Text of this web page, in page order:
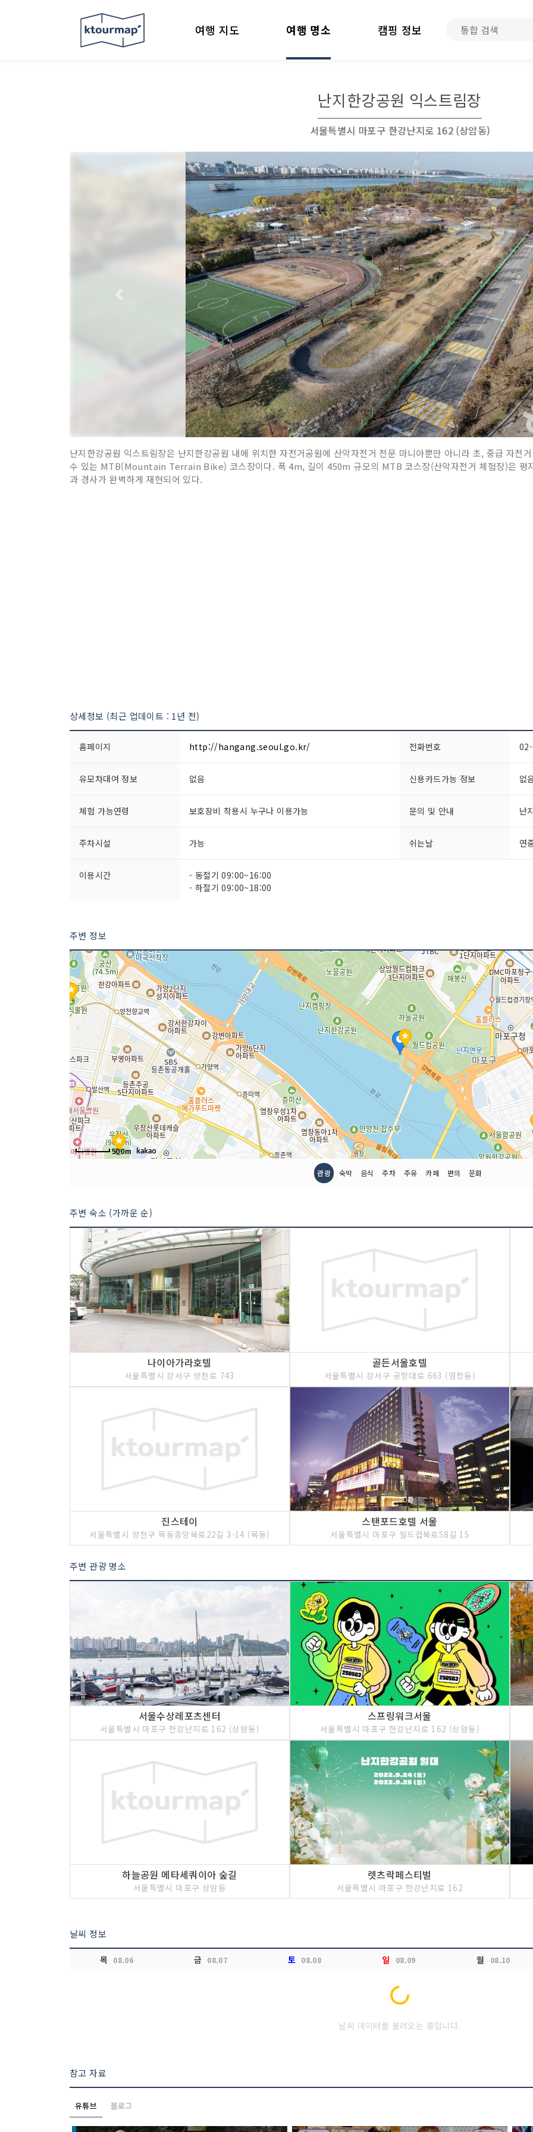
여행 지도 여행 명소 캠핑 정보
난지한강공원 익스트림장
서울특별시 마포구 한강난지로 162 (상암동)
난지한강공원 익스트림장은 난지한강공원 내에 위치한 자전거공원에 산악자전거 전문 마니아뿐만 아니라 초, 중급 자전
수 있는 MTB(Mountain Terrain Bike) 코스장이다. 폭 4m, 길이 450m 규모의 MTB 코스장(산악자전거 체험장)은 평
과 경사가 완벽하게 재현되어 있다.
상세정보 (최근 업데이트 : 1년 전)
홈페이지 http://hangang.seoul.go.kr/ 전화번호
유모차대여 정보 없음 신용카드가능 정보 없
체험 가능연령 보호장비 착용시 누구나 이용가능 문의 및 안내 난
주차시설 가능 쉬는날 연
이용시간
- 동절기 09:00~16:00
- 하절기 09:00~18:00
주변 정보
500m
관광 숙박 음식 주차 주유 카페 편의 문화
주변 숙소 (가까운 순)
나이아가라호텔
서울특별시 강서구 양천로 743
골든서울호텔
서울특별시 강서구 공항대로 663 (염창동)
진스테이
서울특별시 양천구 목동중앙북로22길 3-14 (목동)
스탠포드호텔 서울
서울특별시 마포구 월드컵북로58길 15
주변 관광 명소
서울수상레포츠센터
서울특별시 마포구 한강난지로 162 (상암동)
스프링워크서울
서울특별시 마포구 한강난지로 162 (상암동)
하늘공원 메타세쿼이아 숲길
서울특별시 마포구 상암동
렛츠락페스티벌
서울특별시 마포구 한강난지로 162
날씨 정보
목 08.06 금 08.07 토 08.08 일 08.09 월 08.10
Loading...
날씨 데이터를 불러오는 중입니다.
참고 자료
유튜브 블로그